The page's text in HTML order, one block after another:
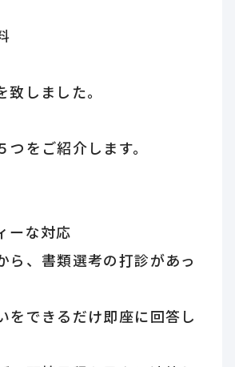
しました。
をご紹介します。
ーな対応
ら、書類選考の打診があっ
をできるだけ即座に回答し